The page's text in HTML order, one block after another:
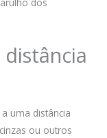
dos
uma distância
ou outros